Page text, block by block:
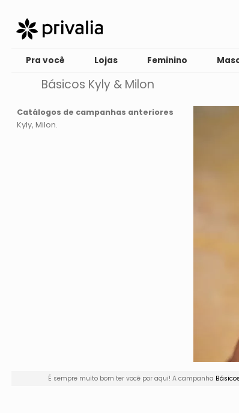
Pra você Lojas Feminino
Básicos Kyly & Milon
É sempre muito bom ter você por aqui! A campanha
Catálogos de campanhas anteriores
Kyly Milon